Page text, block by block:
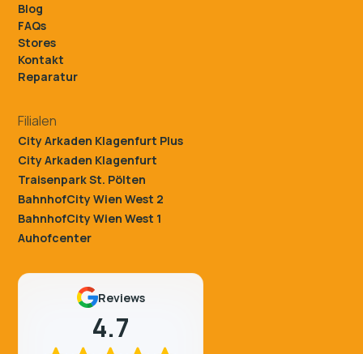
Blog
FAQs
Stores
Kontakt
Reparatur
Filialen
City Arkaden Klagenfurt Plus
City Arkaden Klagenfurt
Traisenpark St. Pölten
BahnhofCity Wien West 2
BahnhofCity Wien West 1
Auhofcenter
Reviews
4.7